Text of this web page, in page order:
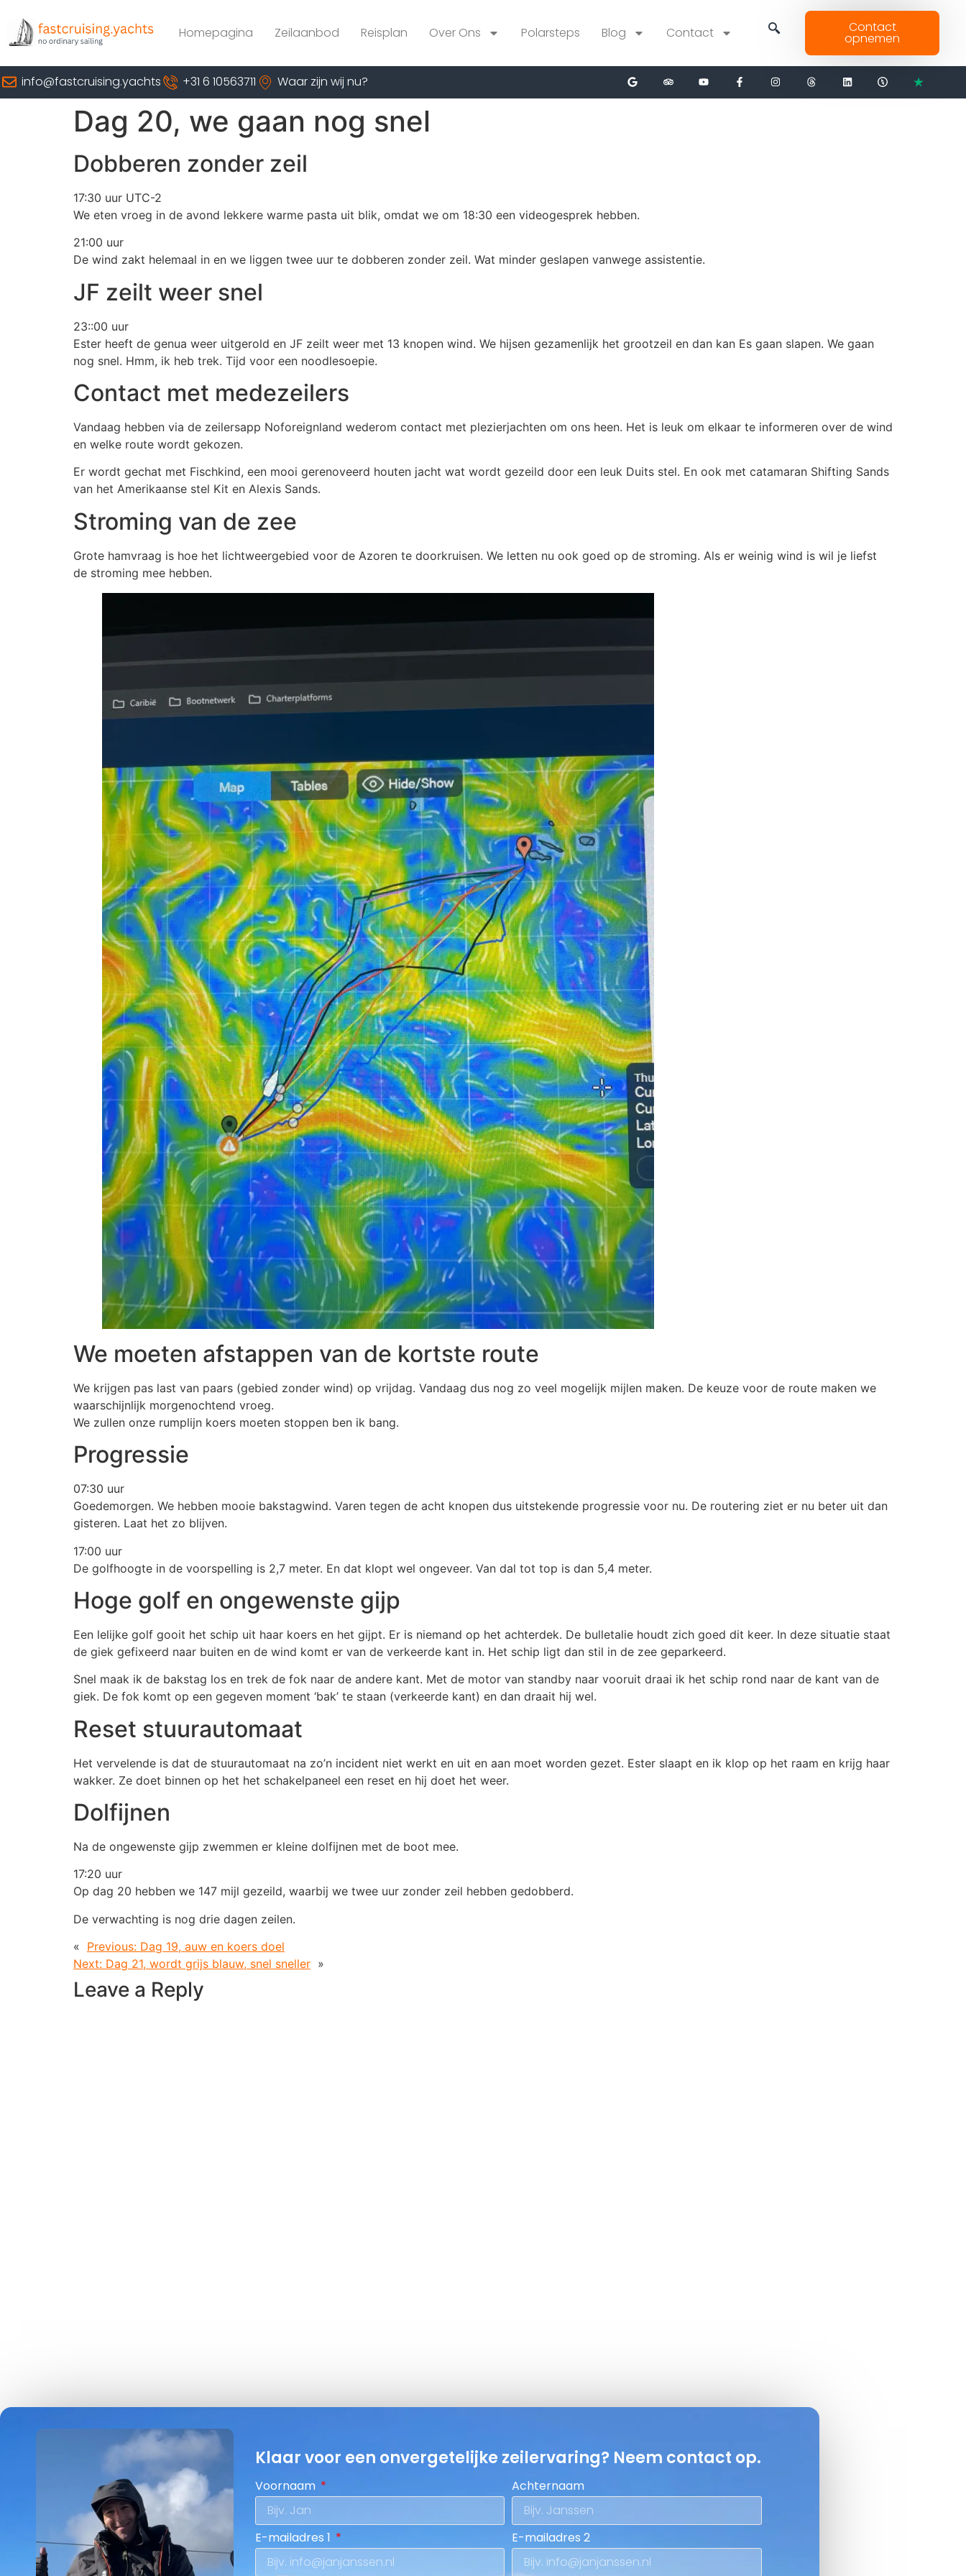
Homepagina Zeilaanbod Reisplan Over Ons Polarsteps Blog Contact Contact
opnemen
info@fastcruising.yachts +31 6 10563711 Waar zijn wij nu?
Dag 20, we gaan nog snel
Dobberen zonder zeil
17:30 uur UTC-2
We eten vroeg in de avond lekkere warme pasta uit blik, omdat we om 18:30 een videogesprek hebben.
21:00 uur
De wind zakt helemaal in en we liggen twee uur te dobberen zonder zeil. Wat minder geslapen vanwege assistentie.
JF zeilt weer snel
23::00 uur
Ester heeft de genua weer uitgerold en JF zeilt weer met 13 knopen wind. We hijsen gezamenlijk het grootzeil en dan kan Es gaan slapen. We gaan
nog snel. Hmm, ik heb trek. Tijd voor een noodlesoepie.
Contact met medezeilers
Vandaag hebben via de zeilersapp Noforeignland wederom contact met plezierjachten om ons heen. Het is leuk om elkaar te informeren over de wind
en welke route wordt gekozen.
Er wordt gechat met Fischkind, een mooi gerenoveerd houten jacht wat wordt gezeild door een leuk Duits stel. En ook met catamaran Shifting Sands
van het Amerikaanse stel Kit en Alexis Sands.
Stroming van de zee
Grote hamvraag is hoe het lichtweergebied voor de Azoren te doorkruisen. We letten nu ook goed op de stroming. Als er weinig wind is wil je liefst
de stroming mee hebben.
We moeten afstappen van de kortste route
We krijgen pas last van paars (gebied zonder wind) op vrijdag. Vandaag dus nog zo veel mogelijk mijlen maken. De keuze voor de route maken we
waarschijnlijk morgenochtend vroeg.
We zullen onze rumplijn koers moeten stoppen ben ik bang.
Progressie
07:30 uur
Goedemorgen. We hebben mooie bakstagwind. Varen tegen de acht knopen dus uitstekende progressie voor nu. De routering ziet er nu beter uit dan
gisteren. Laat het zo blijven.
17:00 uur
De golfhoogte in de voorspelling is 2,7 meter. En dat klopt wel ongeveer. Van dal tot top is dan 5,4 meter.
Hoge golf en ongewenste gijp
Een lelijke golf gooit het schip uit haar koers en het gijpt. Er is niemand op het achterdek. De bulletalie houdt zich goed dit keer. In deze situatie staat
de giek gefixeerd naar buiten en de wind komt er van de verkeerde kant in. Het schip ligt dan stil in de zee geparkeerd.
Snel maak ik de bakstag los en trek de fok naar de andere kant. Met de motor van standby naar vooruit draai ik het schip rond naar de kant van de
giek. De fok komt op een gegeven moment ‘bak’ te staan (verkeerde kant) en dan draait hij wel.
Reset stuurautomaat
Het vervelende is dat de stuurautomaat na zo’n incident niet werkt en uit en aan moet worden gezet. Ester slaapt en ik klop op het raam en krijg haar
wakker. Ze doet binnen op het het schakelpaneel een reset en hij doet het weer.
Dolfijnen
Na de ongewenste gijp zwemmen er kleine dolfijnen met de boot mee.
17:20 uur
Op dag 20 hebben we 147 mijl gezeild, waarbij we twee uur zonder zeil hebben gedobberd.
De verwachting is nog drie dagen zeilen.
« Previous: Dag 19, auw en koers doel
Next: Dag 21, wordt grijs blauw, snel sneller »
Leave a Reply
Klaar voor een onvergetelijke zeilervaring? Neem contact op.
Voornaam Achternaam
E-mailadres 1 E-mailadres 2